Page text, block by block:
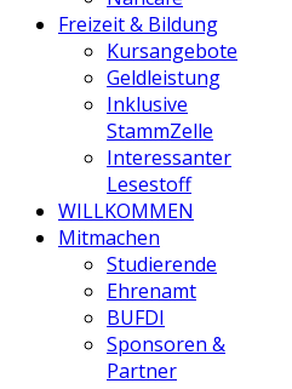
Freizeit & Bildung
Kursangebote
Geldleistung
Inklusive
StammZelle
Interessanter
Lesestoff
WILLKOMMEN
Mitmachen
Studierende
Ehrenamt
BUFDI
Sponsoren &
Partner